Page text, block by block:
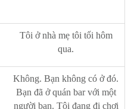
Tôi ở nhà mẹ tôi tối hôm
qua.
Không. Bạn không có ở đó.
Bạn đã ở quán bar với một
người bạn. Tôi đang đi chơi